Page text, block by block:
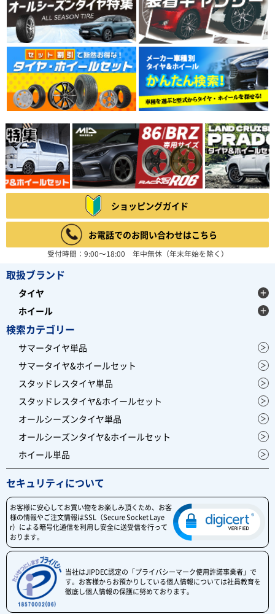
ショッピングガイド
お電話でのお問い合わせはこちら
受付時間：9:00～18:00 年中無休（年末年始を除く）
取扱ブランド
タイヤ
ホイール
検索カテゴリー
サマータイヤ単品
サマータイヤ&ホイールセット
スタッドレスタイヤ単品
スタッドレスタイヤ&ホイールセット
オールシーズンタイヤ単品
オールシーズンタイヤ&ホイールセット
ホイール単品
セキュリティについて
お客様に安心してお買い物をお楽しみ頂くため、お客
様の情報やご注文情報はSSL（Secure Socket Laye
r）による暗号化通信を利用し安全に送受信を行って
おります。
当社はJIPDEC認定の「プライバシーマーク使用許諾事業者」で
す。お客様からお預かりしている個人情報については社員教育を
徹底し個人情報の保護に努めております。